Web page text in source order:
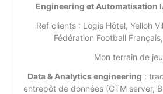
Engineering et Automatisation
Ref clients : Logis Hôtel, Yelloh
Fédération Football
Mon terrain de
Data & Analytics engineering :
entrepôt de données (GTM server,